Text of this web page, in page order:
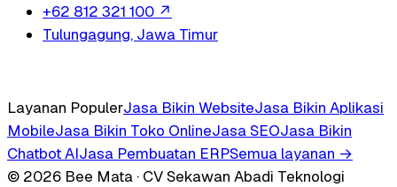
+62 812 321 100 ↗
Tulungagung, Jawa Timur
Layanan PopulerJasa Bikin WebsiteJasa Bikin Aplikasi
MobileJasa Bikin Toko OnlineJasa SEOJasa Bikin
Chatbot AIJasa Pembuatan ERPSemua layanan →
© 2026 Bee Mata · CV Sekawan Abadi Teknologi